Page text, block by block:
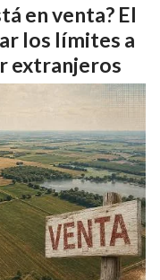
en venta? El
los límites a
extranjeros